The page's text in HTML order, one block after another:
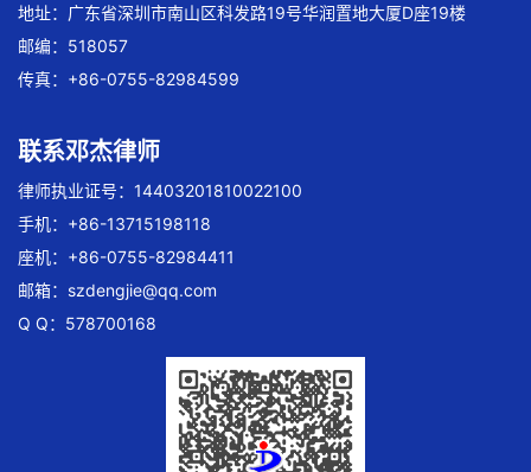
地址：广东省深圳市南山区科发路19号华润置地大厦D座19楼
邮编：518057
传真：+86-0755-82984599
联系邓杰律师
律师执业证号：14403201810022100
手机：+86-13715198118
座机：+86-0755-82984411
邮箱： szdengjie@qq.com
Q Q：578700168